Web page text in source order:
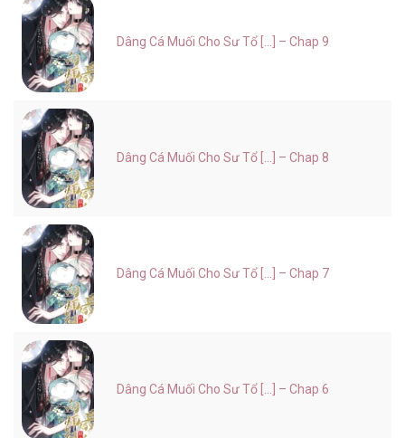
Dâng Cá Muối Cho Sư Tổ [...] – Chap 9
Dâng Cá Muối Cho Sư Tổ [...] – Chap 8
Dâng Cá Muối Cho Sư Tổ [...] – Chap 7
Dâng Cá Muối Cho Sư Tổ [...] – Chap 6